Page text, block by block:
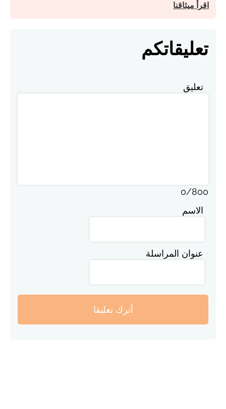
اقرأ ميثاقنا
تعليقاتكم
تعليق
0/800
الاسم
عنوان المراسلة
أترك تعليقا